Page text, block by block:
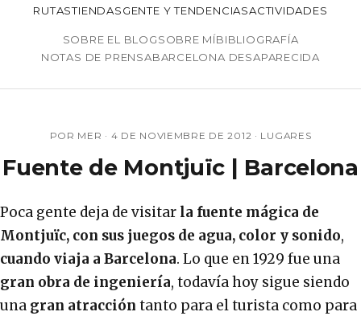
RUTASTIENDASGENTE Y TENDENCIASACTIVIDADES
SOBRE EL BLOGSOBRE MÍBIBLIOGRAFÍA
NOTAS DE PRENSABARCELONA DESAPARECIDA
POR MER · 4 DE NOVIEMBRE DE 2012 · LUGARES
Fuente de Montjuïc | Barcelona
Poca gente deja de visitar la fuente mágica de
Montjuïc, con sus juegos de agua, color y sonido,
cuando viaja a Barcelona. Lo que en 1929 fue una
gran obra de ingeniería, todavía hoy sigue siendo
una gran atracción tanto para el turista como para